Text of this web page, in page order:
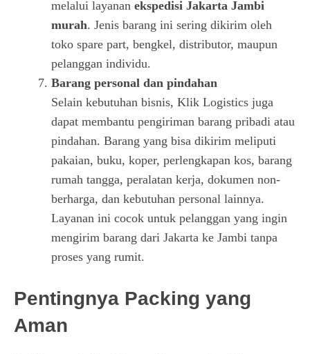
melalui layanan ekspedisi Jakarta Jambi
murah. Jenis barang ini sering dikirim oleh
toko spare part, bengkel, distributor, maupun
pelanggan individu.
Barang personal dan pindahan
Selain kebutuhan bisnis, Klik Logistics juga
dapat membantu pengiriman barang pribadi atau
pindahan. Barang yang bisa dikirim meliputi
pakaian, buku, koper, perlengkapan kos, barang
rumah tangga, peralatan kerja, dokumen non-
berharga, dan kebutuhan personal lainnya.
Layanan ini cocok untuk pelanggan yang ingin
mengirim barang dari Jakarta ke Jambi tanpa
proses yang rumit.
Pentingnya Packing yang
Aman